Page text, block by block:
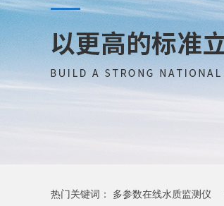
热门关键词： 多参数在线水质监测仪